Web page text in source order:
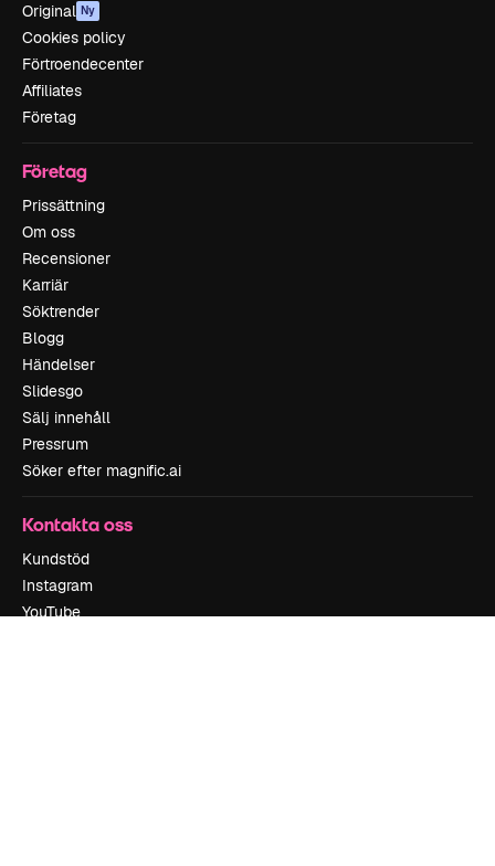
Original Ny
Cookies policy
Förtroendecenter
Affiliates
Företag
Företag
Prissättning
Om oss
Recensioner
Karriär
Söktrender
Blogg
Händelser
Slidesgo
Sälj innehåll
Pressrum
Söker efter magnific.ai
Kontakta oss
Kundstöd
Instagram
YouTube